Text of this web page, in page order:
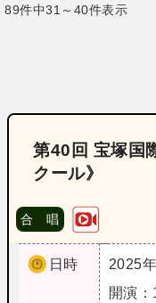
89件中31～40件表示
第40回 宝塚国
クール》
合 唱
日時
2025
開演